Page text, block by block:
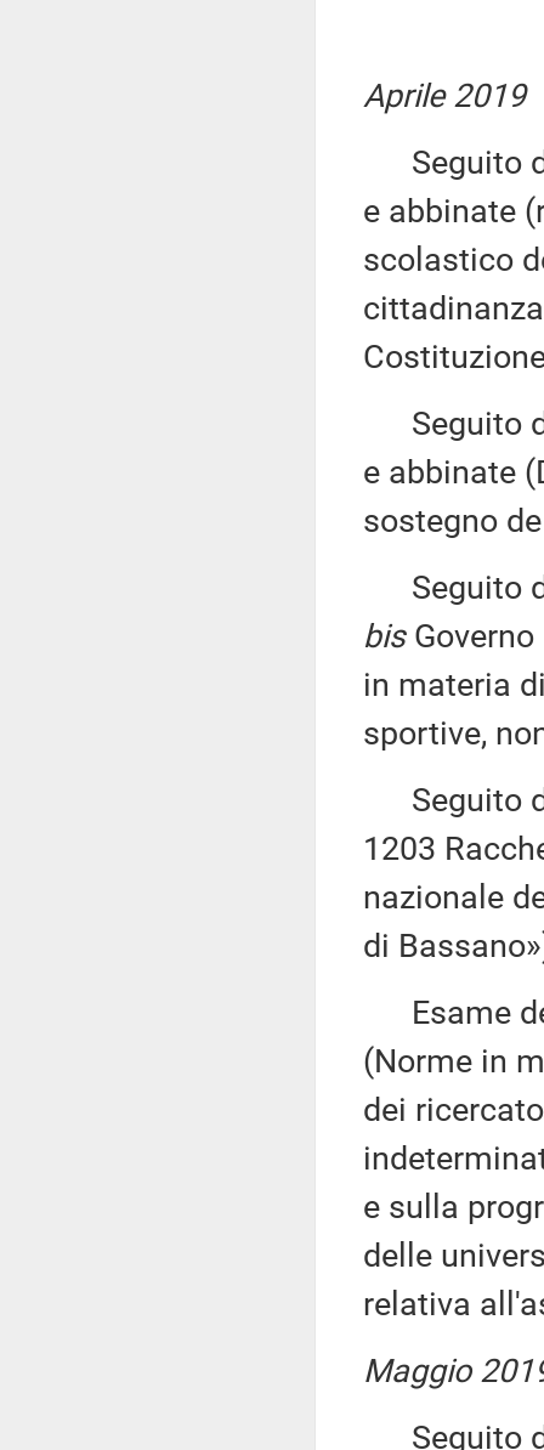
Aprile 2019
Seguito
e abbinate
scolastico
Seguito
e abbinate
sostegno
Seguito
bisGoverno
in materia
sportive,
Seguito
1203
nazionale
di
Esame
(Norme in
dei
e sulla
delle
relativa
Maggio
Seguito